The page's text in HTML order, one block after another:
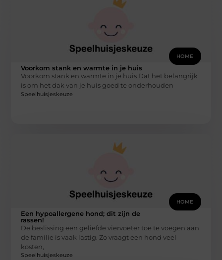
HOME
Voorkom stank en warmte in je huis
Voorkom stank en warmte in je huis Dat het belangrijk
is om het dak van je huis goed te onderhouden
Speelhuisjeskeuze
HOME
Een hypoallergene hond; dit zijn de
rassen!
De beslissing een geliefde viervoeter toe te voegen aan
de familie is vaak lastig. Zo vraagt een hond veel
kosten,
Speelhuisjeskeuze